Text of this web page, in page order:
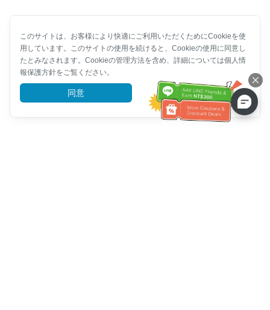
このサイトは、お客様により快適にご利用いただくためにCookieを使
用しています。このサイトの使用を続けると、Cookieの使用に同意し
たとみなされます。Cookieの管理方法を含め、詳細については個人情
報保護方針をご覧ください。
同意 詳細を見る